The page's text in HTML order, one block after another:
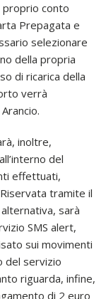
proprio conto
Prepagata e
selezionare
della propria
di ricarica della
verrà
inoltre,
del
effettuati,
tramite il
sarà
SMS alert,
sui movimenti
del servizio
riguarda, infine,
di 2 euro